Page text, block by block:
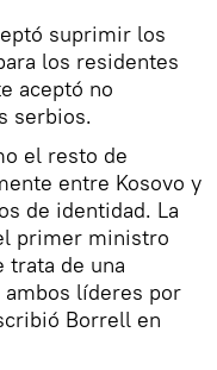
suprimir los
los residentes
aceptó no
serbios.
el resto de
entre Kosovo y
de identidad. La
primer ministro
trata de una
líderes por
Borrell en